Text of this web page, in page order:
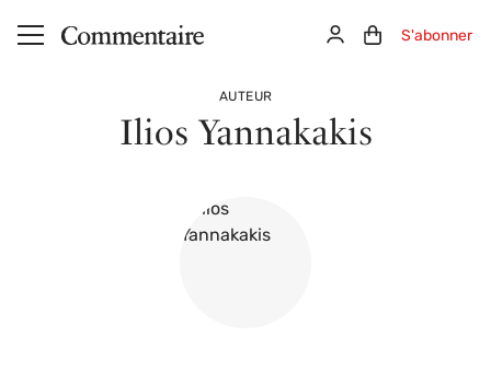
Aller au contenu principal ConnexionPanier (0)
S'abonner
AUTEUR
Ilios Yannakakis